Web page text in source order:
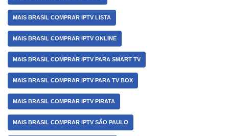
MAIS BRASIL COMPRAR IPTV LISTA
MAIS BRASIL COMPRAR IPTV ONLINE
MAIS BRASIL COMPRAR IPTV PARA SMART TV
MAIS BRASIL COMPRAR IPTV PARA TV BOX
MAIS BRASIL COMPRAR IPTV PIRATA
MAIS BRASIL COMPRAR IPTV SÃO PAULO